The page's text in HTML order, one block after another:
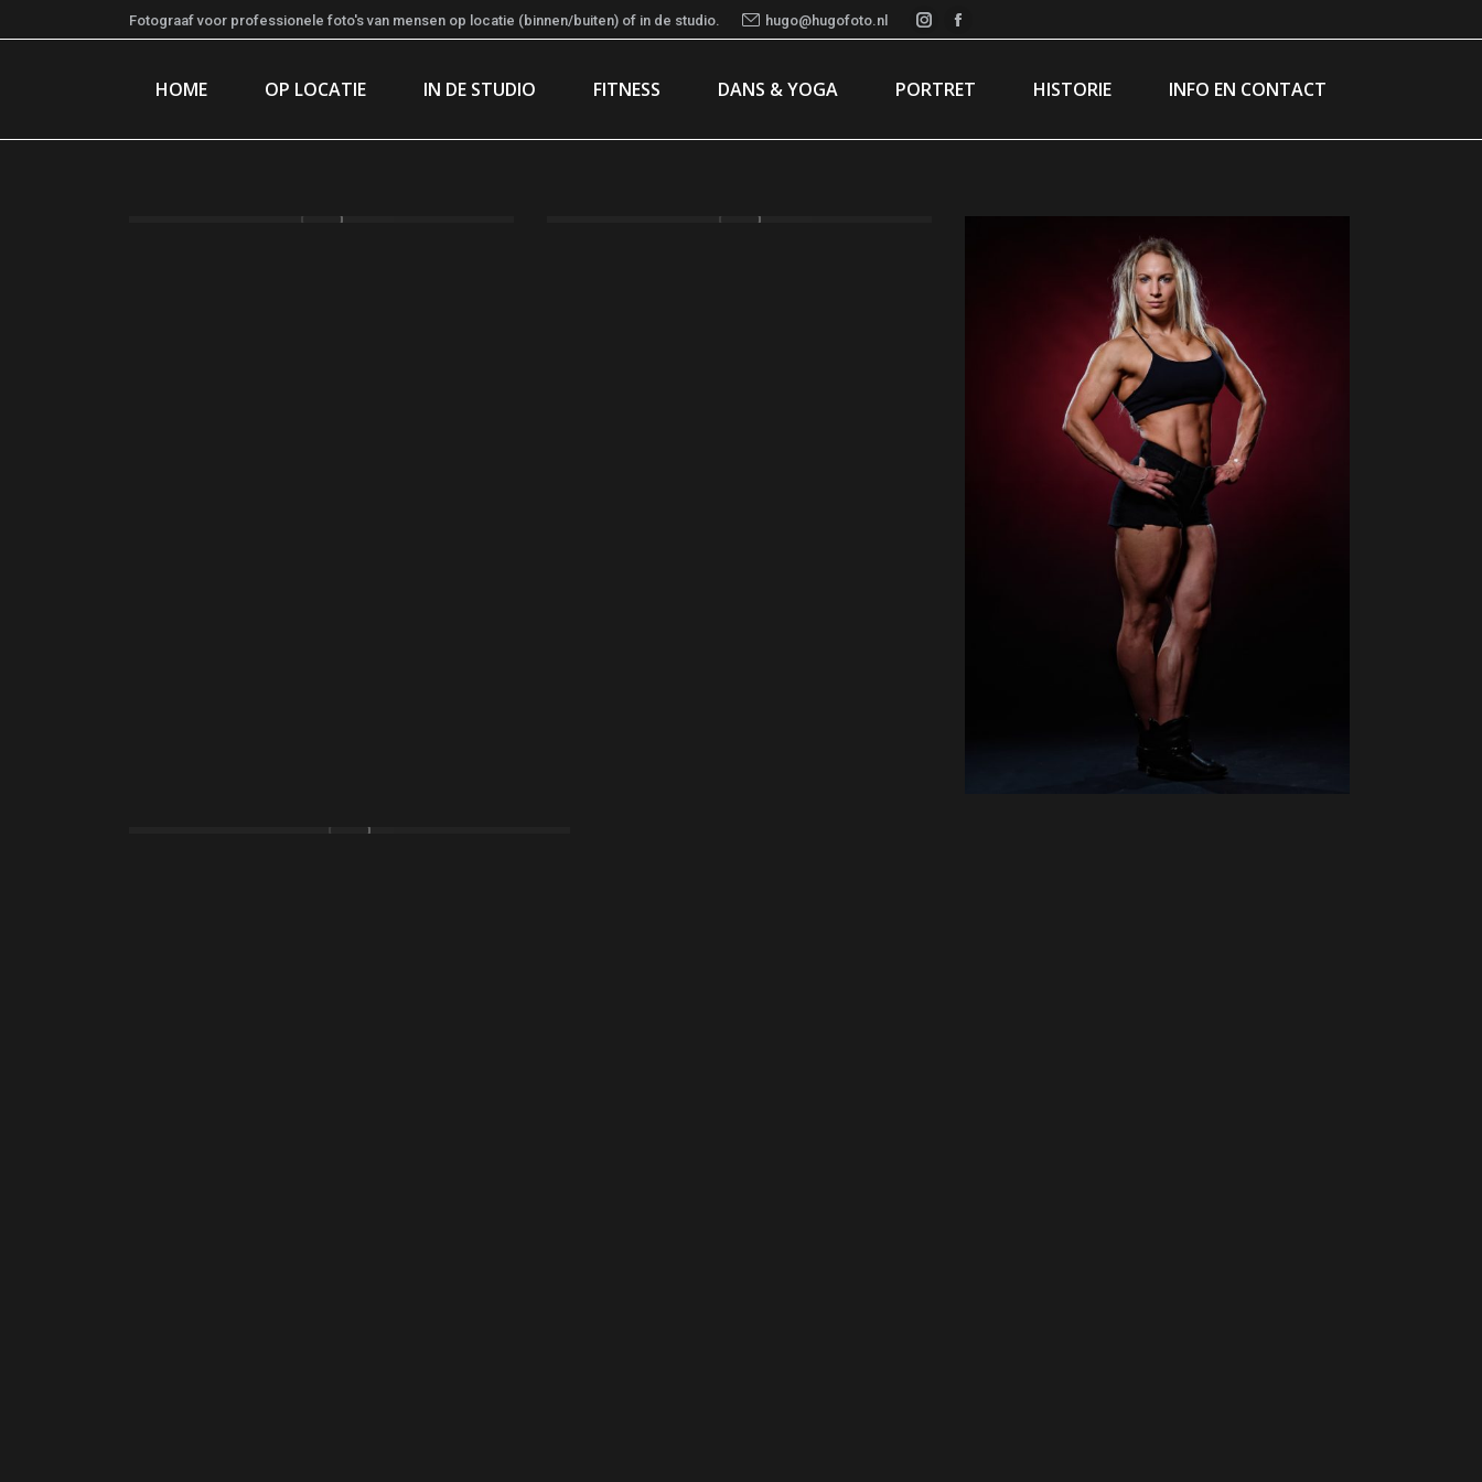
Fotograaf voor professionele foto's van mensen op locatie (binnen/buiten) of in de studio. hugo@hugofoto.nl
Instagram
opens
new
Facebook
opens
new
HOME OP LOCATIE IN DE STUDIO FITNESS DANS & YOGA PORTRET HISTORIE INFO EN CONTACT